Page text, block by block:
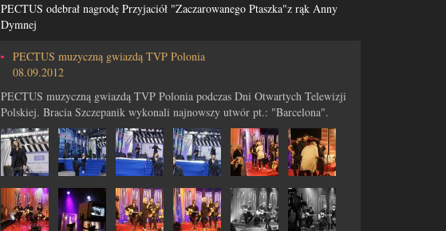
PECTUS odebrał nagrodę Przyjaciół "Zaczarowanego Ptaszka"z rąk Anny
Dymnej
PECTUS muzyczną gwiazdą TVP Polonia
08.09.2012
PECTUS muzyczną gwiazdą TVP Polonia podczas Dni Otwartych Telewizji
Polskiej. Bracia Szczepanik wykonali najnowszy utwór pt.: "Barcelona".